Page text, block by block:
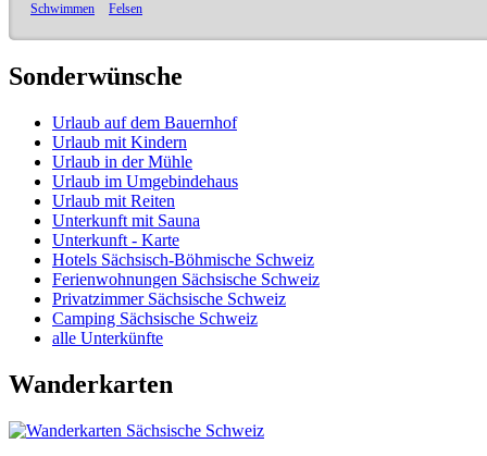
Schwimmen
Felsen
Sonderwünsche
Urlaub auf dem Bauernhof
Urlaub mit Kindern
Urlaub in der Mühle
Urlaub im Umgebindehaus
Urlaub mit Reiten
Unterkunft mit Sauna
Unterkunft - Karte
Hotels Sächsisch-Böhmische Schweiz
Ferienwohnungen Sächsische Schweiz
Privatzimmer Sächsische Schweiz
Camping Sächsische Schweiz
alle Unterkünfte
Wanderkarten